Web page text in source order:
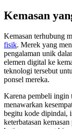
Kemasan
Kemasan terhubung
fisik. Merek yang
pengalaman unik
elemen digital ke
teknologi tersebut
ponsel mereka.
Karena pembeli ingin
menawarkan
begitu kode dipindai,
keterbatasan